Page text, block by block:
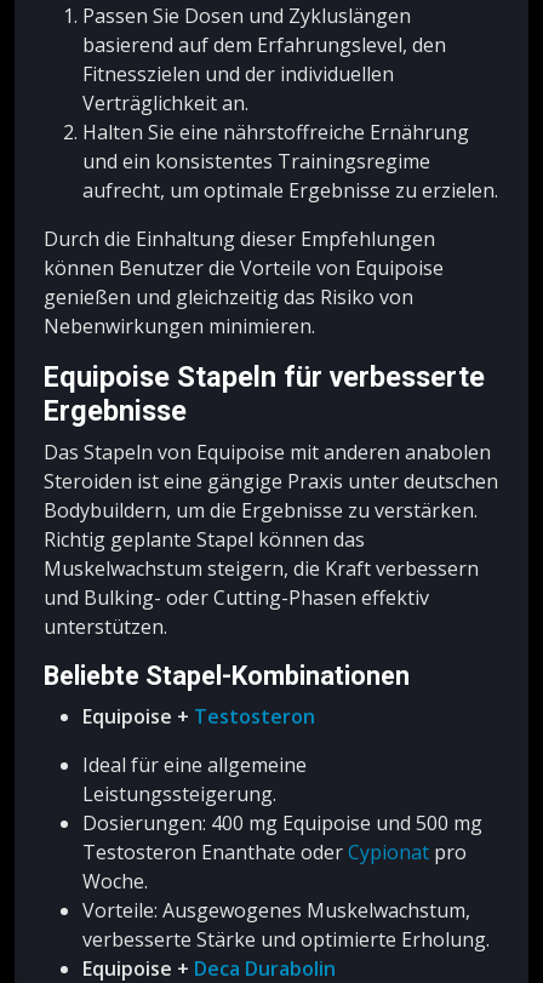
Passen Sie Dosen und Zykluslängen
basierend auf dem Erfahrungslevel, den
Fitnesszielen und der individuellen
Verträglichkeit an.
Halten Sie eine nährstoffreiche Ernährung
und ein konsistentes Trainingsregime
aufrecht, um optimale Ergebnisse zu erzielen.
Durch die Einhaltung dieser Empfehlungen
können Benutzer die Vorteile von Equipoise
genießen und gleichzeitig das Risiko von
Nebenwirkungen minimieren.
Equipoise Stapeln für verbesserte
Ergebnisse
Das Stapeln von Equipoise mit anderen anabolen
Steroiden ist eine gängige Praxis unter deutschen
Bodybuildern, um die Ergebnisse zu verstärken.
Richtig geplante Stapel können das
Muskelwachstum steigern, die Kraft verbessern
und Bulking- oder Cutting-Phasen effektiv
unterstützen.
Beliebte Stapel-Kombinationen
Equipoise + Testosteron
Ideal für eine allgemeine
Leistungssteigerung.
Dosierungen: 400 mg Equipoise und 500 mg
Testosteron Enanthate oderCypionat pro
Woche.
Vorteile: Ausgewogenes Muskelwachstum,
verbesserte Stärke und optimierte Erholung.
Equipoise + Deca Durabolin